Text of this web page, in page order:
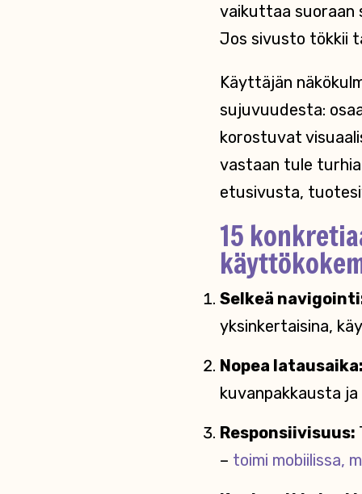
vaikuttaa suoraan
Jos sivusto tökkii
Käyttäjän
sujuvuudesta:
korostuvat
vastaan tule turhia
etusivusta,
15
Selkeä
yksinkertaisina,
Nopea
kuvanpakkausta
Responsiivisuus:
– toimi mobiilissa,